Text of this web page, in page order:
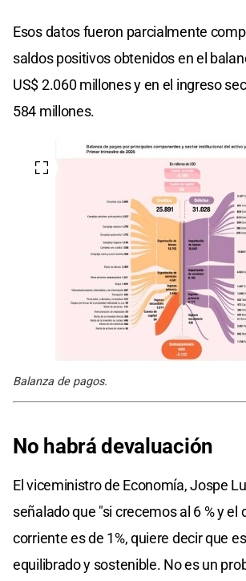
Esos datos fueron parcialmente
saldos positivos obtenidos en el
US$ 2.060 millones y en el ingreso
584 millones.
Balanza de pagos.
No habrá devaluación
El viceministro de Economía, Jospe
señalado que "si crecemos al 6 % y el
corriente es de 1%, quiere decir que
equilibrado y sostenible. No es un